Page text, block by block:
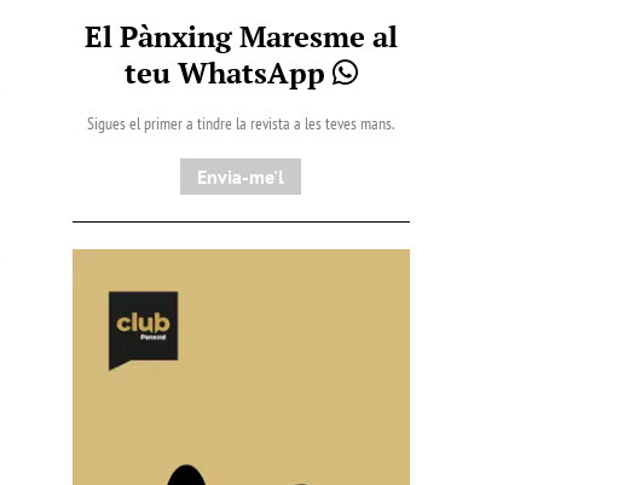
El Pànxing Maresme al
teu WhatsApp
Sigues el primer a tindre la revista a les teves mans.
Envia-me'l